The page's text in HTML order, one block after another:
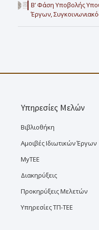
Β’ Φάση Υποβολής
Έργων,
Υπηρεσίες Μελών
Βιβλιοθήκη
Αμοιβές Ιδιωτικών Έργων
MyTEE
Διακηρύξεις
Προκηρύξεις Μελετών
Υπηρεσίες ΤΠ-ΤΕΕ